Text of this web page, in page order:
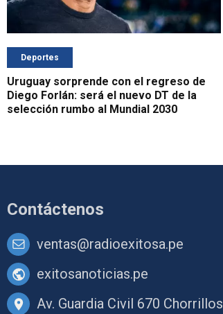
Deportes
Uruguay sorprende con el regreso de
Diego Forlán: será el nuevo DT de la
selección rumbo al Mundial 2030
Contáctenos
ventas@radioexitosa.pe
exitosanoticias.pe
Av. Guardia Civil 670 Chorrillos